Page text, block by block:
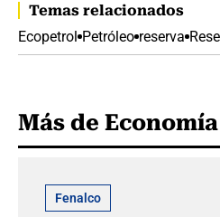
Temas relacionados
Ecopetrol Petróleo reserva
Más de Economía
Fenalco